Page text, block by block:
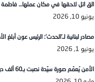
الق اتل لاحقها في مكان عملها… فاطمة
يونيو 10, 2026
مصادر لبنانية لـ’الحدث’: الرئيس عون
يونيو 1, 2026
الأمن يُعمّم صورة سيّدة نصبت بـ60 ألف دولار… هل تعرفون مكانها؟